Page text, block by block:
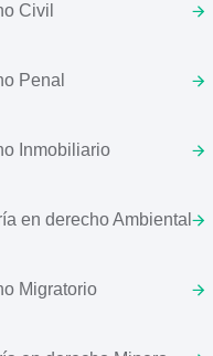
Civil
Penal
Inmobiliario
en derecho Ambiental
Migratorio